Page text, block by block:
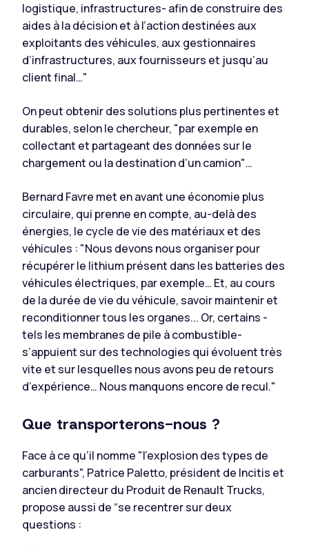
logistique, infrastructures- afin de construire des
aides à la décision et à l’action destinées aux
exploitants des véhicules, aux gestionnaires
d’infrastructures, aux fournisseurs et jusqu’au
client final…"
On peut obtenir des solutions plus pertinentes et
durables, selon le chercheur, "par exemple en
collectant et partageant des données sur le
chargement ou la destination d’un camion"…
Bernard Favre met en avant une économie plus
circulaire, qui prenne en compte, au-delà des
énergies, le cycle de vie des matériaux et des
véhicules : "Nous devons nous organiser pour
récupérer le lithium présent dans les batteries des
véhicules électriques, par exemple… Et, au cours
de la durée de vie du véhicule, savoir maintenir et
reconditionner tous les organes... Or, certains -
tels les membranes de pile à combustible-
s’appuient sur des technologies qui évoluent très
vite et sur lesquelles nous avons peu de retours
d’expérience… Nous manquons encore de recul."
Que transporterons-nous ?
Face à ce qu’il nomme "l’explosion des types de
carburants", Patrice Paletto, président de Incitis et
ancien directeur du Produit de Renault Trucks,
propose aussi de “se recentrer sur deux
questions :